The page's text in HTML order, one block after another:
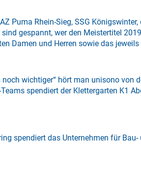
Puma Rhein-Sieg, SSG
gespannt, wer den Meistertitel
Damen und Herren sowie das
wichtiger“ hört man unisono von
spendiert der Klettergarten K1
spendiert das Unternehmen für